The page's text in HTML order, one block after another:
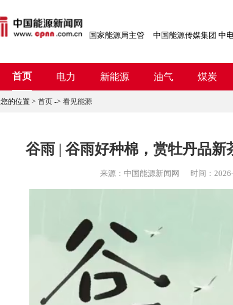
国家能源局主管 中国能源传媒集团 中
首页 电力 新能源 油气 煤炭
您的位置 > 首页 -> 看见能源
谷雨 | 谷雨好种棉，赏牡丹品新
来源： 中国能源新闻网 时间：